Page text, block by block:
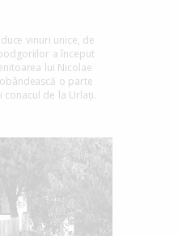
vinuri unice, de
a început
lui Nicolae
o parte
conacul de la Urlați.